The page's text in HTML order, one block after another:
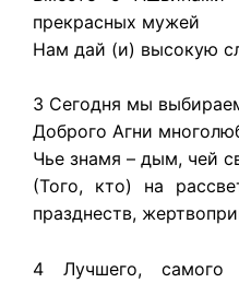
прекрасных мужей
Нам дай (и) высокую
3 Сегодня мы
Доброго Агни
Чье знамя – дым, чей
(Того, кто) на
празднеств,
4 Лучшего, самого